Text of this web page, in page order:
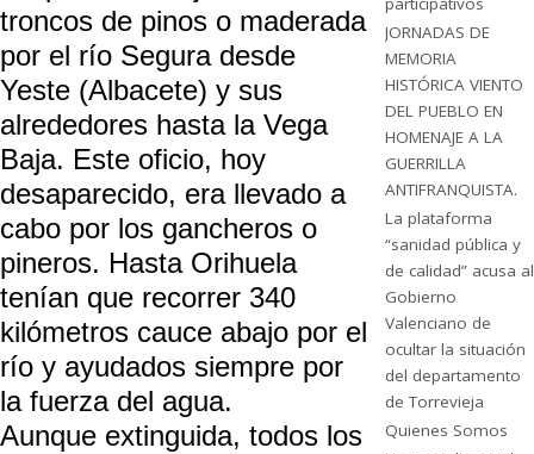
troncos de pinos o maderada
por el río Segura desde
Yeste (Albacete) y sus
alrededores hasta la Vega
Baja. Este oficio, hoy
desaparecido, era llevado a
cabo por los gancheros o
pineros. Hasta Orihuela
tenían que recorrer 340
kilómetros cauce abajo por el
río y ayudados siempre por
la fuerza del agua.
Aunque extinguida, todos los
JORNADAS DE
MEMORIA
HISTÓRICA VIENTO
DEL PUEBLO EN
HOMENAJE A LA
GUERRILLA
ANTIFRANQUISTA.
La plataforma
“sanidad pública y
de calidad” acusa al
Gobierno
Valenciano de
ocultar la situación
del departamento
de Torrevieja
Quienes Somos